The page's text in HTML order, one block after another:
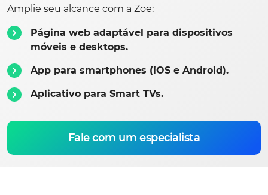
Amplie seu alcance com a Zoe:
Página web adaptável para dispositivos
móveis e desktops.
App para smartphones (iOS e Android).
Aplicativo para Smart TVs.
Fale com um especialista